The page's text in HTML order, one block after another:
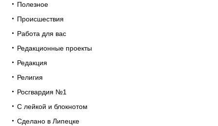
Полезное
Происшествия
Работа для вас
Редакционные проекты
Редакция
Религия
Росгвардия №1
С лейкой и блокнотом
Сделано в Липецке